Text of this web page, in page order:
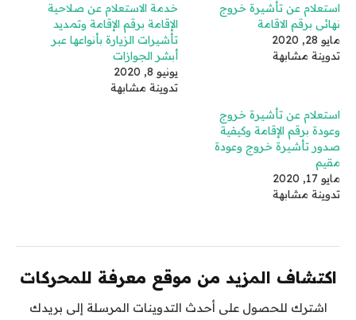
استعلام عن تأشيرة خروج
نهائي برقم الاقامة
مايو 28, 2020
تدوينة مشابهة
خدمة الاستعلام عن صلاحية
الإقامة برقم الإقامة وتمديد
تأشيرات الزيارة بأنواعها عبر
أبشر الجوازات
يونيو 8, 2020
تدوينة مشابهة
استعلام عن تأشيرة خروج
وعودة برقم الإقامة وكيفية
صدور تأشيرة خروج وعودة
مقيم
مايو 17, 2020
تدوينة مشابهة
اكتشاف المزيد من موقع معرفة للمحركات
اشترك للحصول على أحدث التدوينات المرسلة إلى بريدك